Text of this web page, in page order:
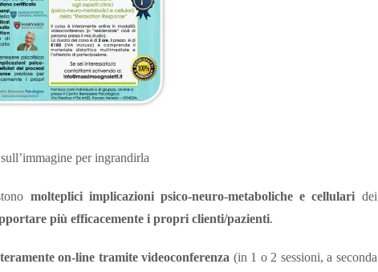
per ingrandirla
molteplici implicazioni psico-neuro-metaboliche e cellulari dei
più efficacemente i propri clienti/pazienti.
on-line tramite videoconferenza (in 1 o 2 sessioni, a seconda